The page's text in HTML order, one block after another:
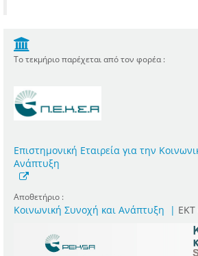
Το τεκμήριο παρέχεται από τον φορέα :
Επιστημονική Εταιρεία για την
Ανάπτυξη
Αποθετήριο :
Κοινωνική Συνοχή και Ανάπτυξη | ΕΚΤ